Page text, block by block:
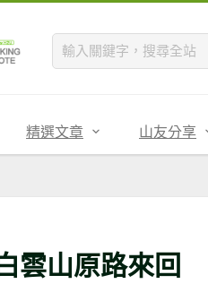
精選文章 山友分享
雲山原路來回